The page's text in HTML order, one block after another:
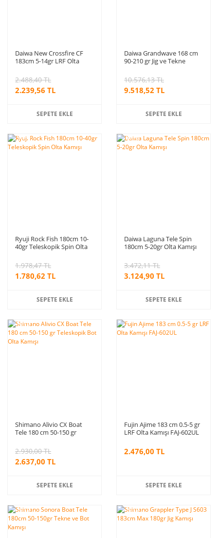
Daiwa New Crossfire CF
183cm 5-14gr LRF Olta
2.239,56 TL
2.488,40 TL
SEPETE EKLE
Daiwa Grandwave 168 cm
90-210 gr Jig ve Tekne
9.518,52 TL
10.576,13 TL
SEPETE EKLE
%10
indirim
Ryuji Rock Fish 180cm 10-
40gr Teleskopik Spin Olta
1.780,62 TL
1.978,47 TL
SEPETE EKLE
%10
Daiwa Laguna Tele Spin
180cm 5-20gr Olta Kamışı
3.124,90 TL
3.472,11 TL
SEPETE EKLE
%10
Shimano Alivio CX Boat
Tele 180 cm 50-150 gr
2.637,00 TL
2.930,00 TL
SEPETE EKLE
Fujin Ajime 183 cm 0.5-5 gr
LRF Olta Kamışı FAJ-602UL
2.476,00 TL
SEPETE EKLE
%10 %10